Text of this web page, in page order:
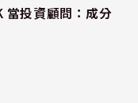
當投資顧問：成分